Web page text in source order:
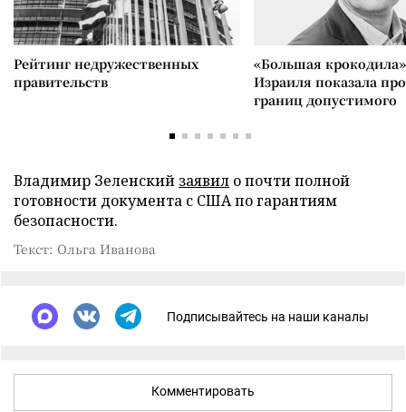
Рейтинг недружественных
правительств
«Большая
Израиля показала
границ допустимого
Владимир Зеленский заявил о почти полной
готовности документа с США по гарантиям
безопасности.
Текст: Ольга Иванова
Подписывайтесь на наши каналы
Комментировать